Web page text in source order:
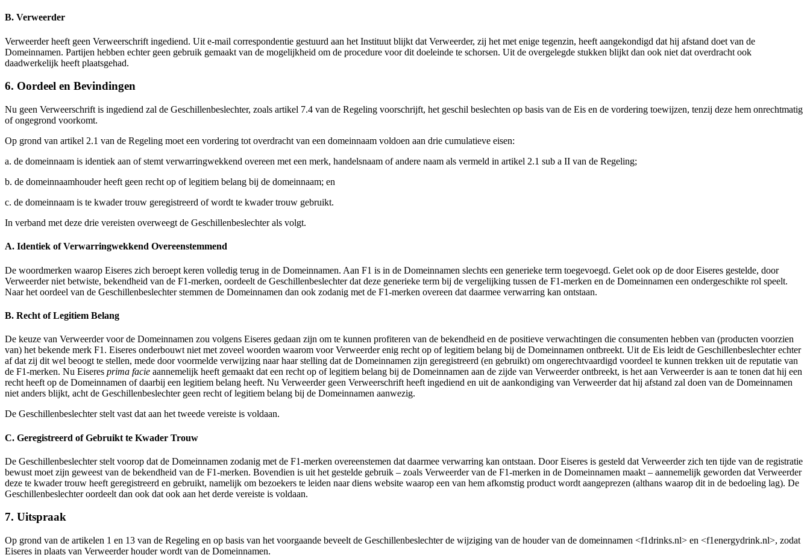
B. Verweerder
Verweerder heeft geen Verweerschrift ingediend. Uit e-mail correspondentie gestuurd aan het Instituut blijkt dat Verweerder, zij het met enige tegenzin, heeft aangekondigd dat hij afstand doet van de
Domeinnamen. Partijen hebben echter geen gebruik gemaakt van de mogelijkheid om de procedure voor dit doeleinde te schorsen. Uit de overgelegde stukken blijkt dan ook niet dat overdracht ook
daadwerkelijk heeft plaatsgehad.
6. Oordeel en Bevindingen
Nu geen Verweerschrift is ingediend zal de Geschillenbeslechter, zoals artikel 7.4 van de Regeling voorschrijft, het geschil beslechten op basis van de Eis en de vordering toewijzen, tenzij deze hem onrechtmatig
of ongegrond voorkomt.
Op grond van artikel 2.1 van de Regeling moet een vordering tot overdracht van een domeinnaam voldoen aan drie cumulatieve eisen:
a. de domeinnaam is identiek aan of stemt verwarringwekkend overeen met een merk, handelsnaam of andere naam als vermeld in artikel 2.1 sub a II van de Regeling;
b. de domeinnaamhouder heeft geen recht op of legitiem belang bij de domeinnaam; en
c. de domeinnaam is te kwader trouw geregistreerd of wordt te kwader trouw gebruikt.
In verband met deze drie vereisten overweegt de Geschillenbeslechter als volgt.
A. Identiek of Verwarringwekkend Overeenstemmend
De woordmerken waarop Eiseres zich beroept keren volledig terug in de Domeinnamen. Aan F1 is in de Domeinnamen slechts een generieke term toegevoegd. Gelet ook op de door Eiseres gestelde, door
Verweerder niet betwiste, bekendheid van de F1-merken, oordeelt de Geschillenbeslechter dat deze generieke term bij de vergelijking tussen de F1-merken en de Domeinnamen een ondergeschikte rol speelt.
Naar het oordeel van de Geschillenbeslechter stemmen de Domeinnamen dan ook zodanig met de F1-merken overeen dat daarmee verwarring kan ontstaan.
B. Recht of Legitiem Belang
De keuze van Verweerder voor de Domeinnamen zou volgens Eiseres gedaan zijn om te kunnen profiteren van de bekendheid en de positieve verwachtingen die consumenten hebben van (producten voorzien
van) het bekende merk F1. Eiseres onderbouwt niet met zoveel woorden waarom voor Verweerder enig recht op of legitiem belang bij de Domeinnamen ontbreekt. Uit de Eis leidt de Geschillenbeslechter echter
af dat zij dit wel beoogt te stellen, mede door voormelde verwijzing naar haar stelling dat de Domeinnamen zijn geregistreerd (en gebruikt) om ongerechtvaardigd voordeel te kunnen trekken uit de reputatie van
de F1-merken. Nu Eiseres prima facie aannemelijk heeft gemaakt dat een recht op of legitiem belang bij de Domeinnamen aan de zijde van Verweerder ontbreekt, is het aan Verweerder is aan te tonen dat hij een
recht heeft op de Domeinnamen of daarbij een legitiem belang heeft. Nu Verweerder geen Verweerschrift heeft ingediend en uit de aankondiging van Verweerder dat hij afstand zal doen van de Domeinnamen
niet anders blijkt, acht de Geschillenbeslechter geen recht of legitiem belang bij de Domeinnamen aanwezig.
De Geschillenbeslechter stelt vast dat aan het tweede vereiste is voldaan.
C. Geregistreerd of Gebruikt te Kwader Trouw
De Geschillenbeslechter stelt voorop dat de Domeinnamen zodanig met de F1-merken overeenstemen dat daarmee verwarring kan ontstaan. Door Eiseres is gesteld dat Verweerder zich ten tijde van de registratie
bewust moet zijn geweest van de bekendheid van de F1-merken. Bovendien is uit het gestelde gebruik – zoals Verweerder van de F1-merken in de Domeinnamen maakt – aannemelijk geworden dat Verweerder
deze te kwader trouw heeft geregistreerd en gebruikt, namelijk om bezoekers te leiden naar diens website waarop een van hem afkomstig product wordt aangeprezen (althans waarop dit in de bedoeling lag). De
Geschillenbeslechter oordeelt dan ook dat ook aan het derde vereiste is voldaan.
7. Uitspraak
Op grond van de artikelen 1 en 13 van de Regeling en op basis van het voorgaande beveelt de Geschillenbeslechter de wijziging van de houder van de domeinnamen <f1drinks.nl> en <f1energydrink.nl>, zodat
Eiseres in plaats van Verweerder houder wordt van de Domeinnamen.